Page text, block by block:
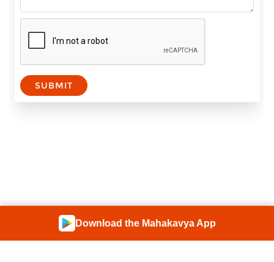
SUBMIT
Download the Mahakavya App